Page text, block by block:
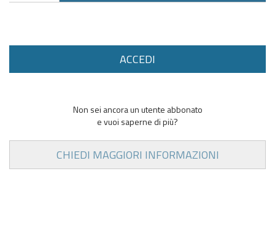
ACCEDI
Non sei ancora un utente abbonato
e vuoi saperne di più?
CHIEDI MAGGIORI INFORMAZIONI